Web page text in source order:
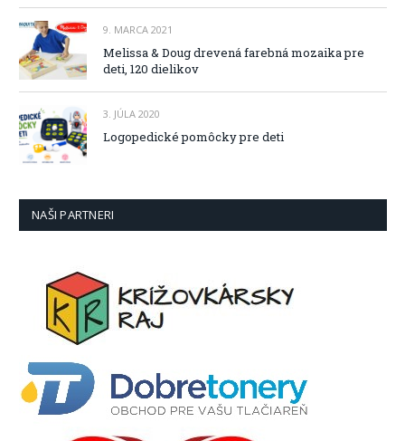
9. MARCA 2021
Melissa & Doug drevená farebná mozaika pre
deti, 120 dielikov
3. JÚLA 2020
Logopedické pomôcky pre deti
NAŠI PARTNERI